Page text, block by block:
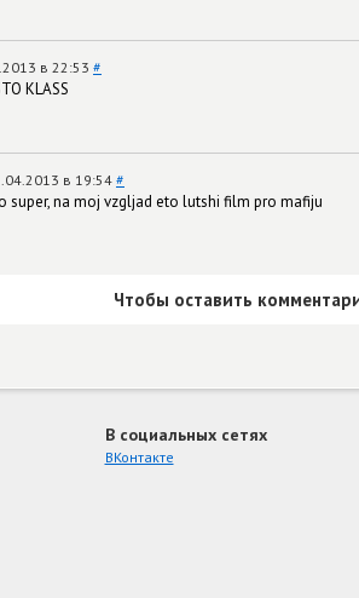
в 22:53 #
KLASS
в 19:54 #
super, na moj vzgljad eto lutshi film pro mafiju
Чтобы оставить
В социальных сетях
ВКонтакте